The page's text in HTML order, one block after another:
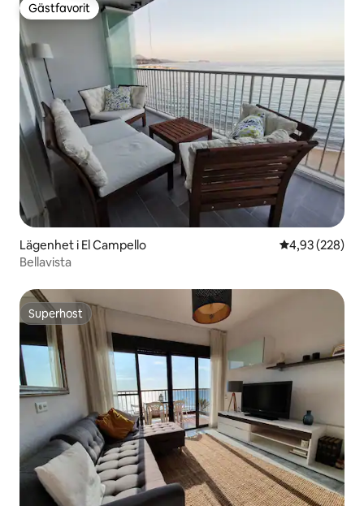
Gästfavorit
Gästfavorit
Lägenhet i El Campello 4,93 av 5 i
4,93 (228)
Bellavista
Superhost
Superhost